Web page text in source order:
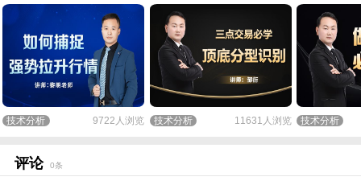
技术分析 9722人浏览 技术分析 11631人浏览 技术分析
评论 0条